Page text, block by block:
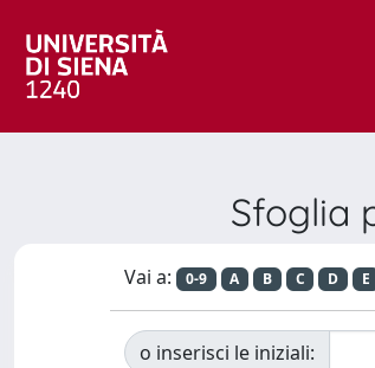
Sfoglia
Vai a: 0-9 A B C D E
o inserisci le iniziali: